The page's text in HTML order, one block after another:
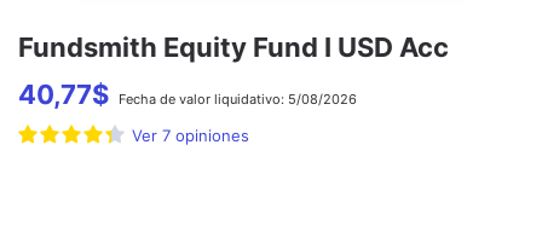
Fundsmith Equity Fund I USD Acc
40,77$ Fecha de valor liquidativo: 5/08/2026
Ver 7 opiniones